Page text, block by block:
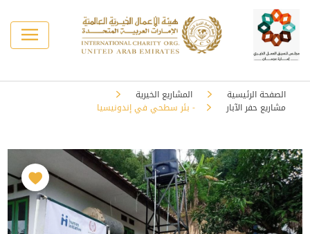
الصفحة الرئيسية
المشاريع الخيرية
مشاريع حفر الآبار
- بئر سطحي في إندونيسيا